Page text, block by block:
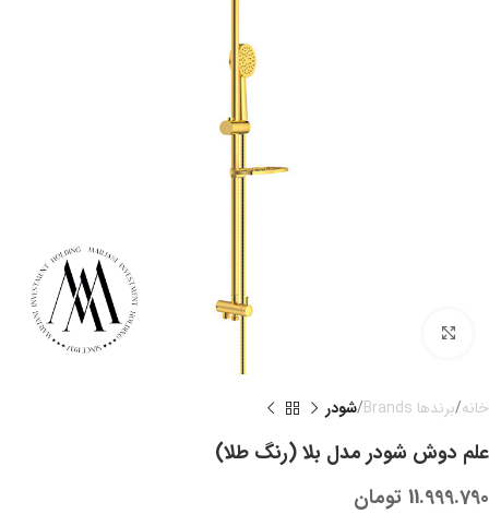
خانه برندها Brands شودر
علم دوش شودر مدل بلا (رنگ طلا)
11.999.790 تومان